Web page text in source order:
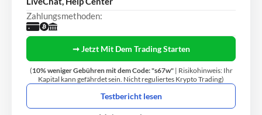
Zahlungsmethoden:
➞ Jetzt Mit Dem Trading Starten
(10% weniger Gebühren mit dem Code: "s67w"| Risikohinweis: Ihr
Kapital kann gefährdet sein. Nicht reguliertes Krypto Trading)
Testbericht lesen